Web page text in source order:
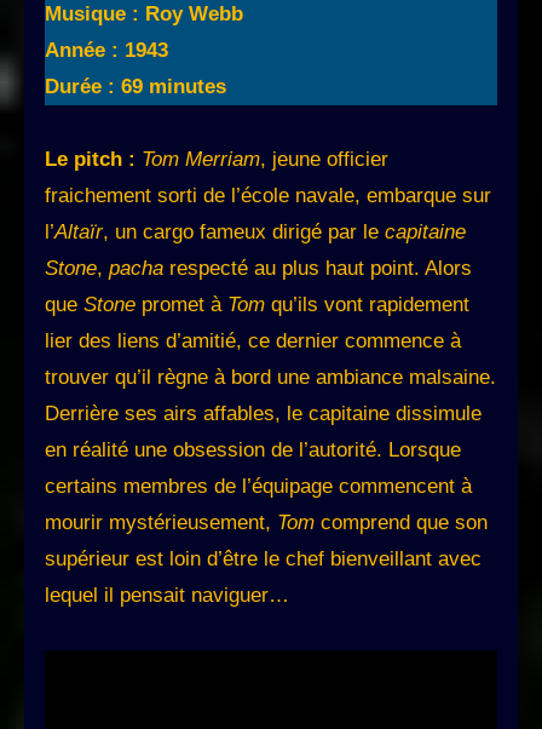
Musique : Roy Webb
Année : 1943
Durée : 69 minutes
Le pitch : Tom Merriam, jeune officier
fraichement sorti de l’école navale, embarque sur
l’Altaïr, un cargo fameux dirigé par le capitaine
Stone, pacha respecté au plus haut point. Alors
que Stone promet à Tom qu’ils vont rapidement
lier des liens d’amitié, ce dernier commence à
trouver qu’il règne à bord une ambiance malsaine.
Derrière ses airs affables, le capitaine dissimule
en réalité une obsession de l’autorité. Lorsque
certains membres de l’équipage commencent à
mourir mystérieusement, Tom comprend que son
supérieur est loin d’être le chef bienveillant avec
lequel il pensait naviguer…